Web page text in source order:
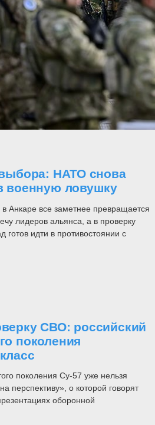
выбора: НАТО снова
военную ловушку
Анкаре все заметнее превращается
лидеров альянса, а в проверку
готов идти в противостоянии с
СВО: российский
поколения
поколения Су-57 уже нельзя
перспективу», о которой говорят
оборонной